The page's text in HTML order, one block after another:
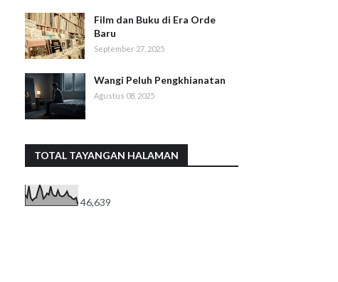
Film dan Buku di Era Orde
Baru
September 27, 2025
Wangi Peluh Pengkhianatan
Agustus 08, 2025
TOTAL TAYANGAN HALAMAN
46,639